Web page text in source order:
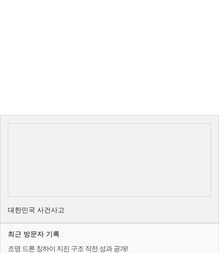
대한민국 사건사고
최근 방문자 기록
조명 드론 칭하이 지진 구조 작전 성과 공개!